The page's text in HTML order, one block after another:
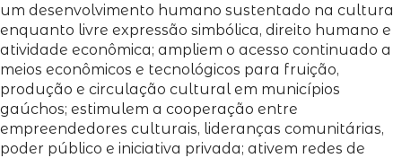
um desenvolvimento humano sustentado na cultura
enquanto livre expressão simbólica, direito humano e
atividade econômica; ampliem o acesso continuado a
meios econômicos e tecnológicos para fruição,
produção e circulação cultural em municípios
gaúchos; estimulem a cooperação entre
empreendedores culturais, lideranças comunitárias,
poder público e iniciativa privada; ativem redes de